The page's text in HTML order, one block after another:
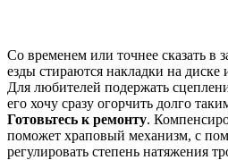
Со временем или точнее сказать в
езды стираются накладки на
Для любителей подержать
его хочу сразу огорчить долго
Готовьтесь к ремонту.
поможет храповый механизм, с
регулировать степень натяжения